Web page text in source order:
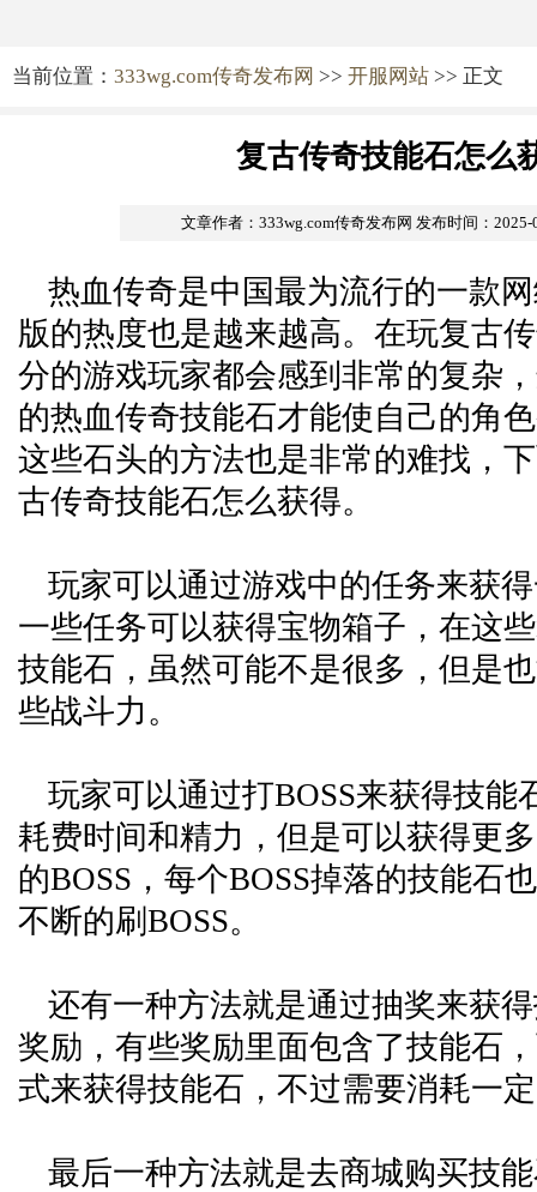
当前位置： 333wg.com传奇发布网 >> 开服网站 >> 正文
复古传奇技能石怎么
文章作者：333wg.com传奇发布网 发布时间：2025-
热血传奇是中国最为流行的一款
版的热度也是越来越高。在玩复古
分的游戏玩家都会感到非常的复杂
的热血传奇技能石才能使自己的角
这些石头的方法也是非常的难找，
古传奇技能石怎么获得。
玩家可以通过游戏中的任务来获
一些任务可以获得宝物箱子，在这
技能石，虽然可能不是很多，但是
些战斗力。
玩家可以通过打BOSS来获得技能
耗费时间和精力，但是可以获得更
的BOSS，每个BOSS掉落的技能石
不断的刷BOSS。
还有一种方法就是通过抽奖来获
奖励，有些奖励里面包含了技能石
式来获得技能石，不过需要消耗一
最后一种方法就是去商城购买技